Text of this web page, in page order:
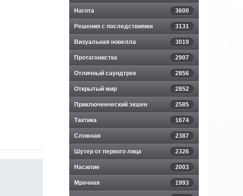
Нагота 3600
Решения с последствиями 3131
Визуальная новелла 3019
Протагонистка 2907
Отличный саундтрек 2856
Открытый мир 2852
Приключенческий экшен 2585
Тактика 1674
Сложная 2387
Шутер от первого лица 2326
Насилие 2003
Мрачная 1993